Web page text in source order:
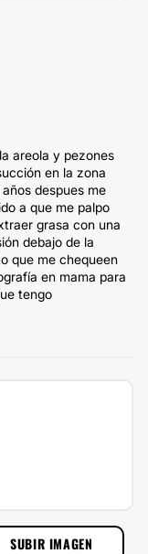
areola y pezones
en la zona
despues me
a que me palpo
grasa con una
debajo de la
que me chequeen
en mama para
tengo
SUBIR IMAGEN